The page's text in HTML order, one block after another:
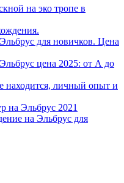
на эко тропе в
для новичков. Цена
цена 2025: от А до
находится, личный опыт и
на Эльбрус 2021
на Эльбрус для